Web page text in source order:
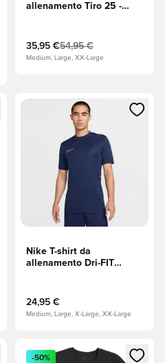
allenamento Tiro 25 -
35,95 €54,95 €
Medium, Large, XX-Large
accedere o registrarsi come
Apre una finestra modale
Nike T-shirt da
allenamento Dri-FIT
24,95 €
Medium, Large, X-Large, XX-Large
accedere o registrarsi come
Apre una finestra modale
-50%